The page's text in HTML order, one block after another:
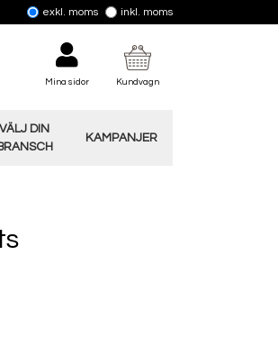
exkl. moms inkl. moms
Mina sidor Kundvagn
VÄLJ DIN
KAMPANJER